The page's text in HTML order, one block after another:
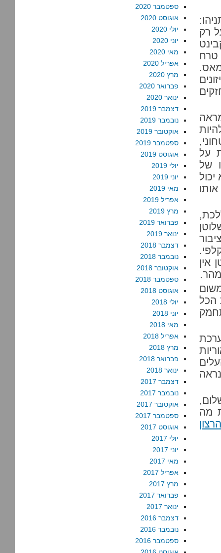
רק
טרח
על
של
אין
הכל
מה
ספטמבר 2020
אוגוסט 2020
יולי 2020
יוני 2020
מאי 2020
אפריל 2020
מרץ 2020
פברואר 2020
ינואר 2020
דצמבר 2019
נובמבר 2019
אוקטובר 2019
ספטמבר 2019
אוגוסט 2019
יולי 2019
יוני 2019
מאי 2019
אפריל 2019
מרץ 2019
פברואר 2019
ינואר 2019
דצמבר 2018
נובמבר 2018
אוקטובר 2018
ספטמבר 2018
אוגוסט 2018
יולי 2018
יוני 2018
מאי 2018
אפריל 2018
מרץ 2018
פברואר 2018
ינואר 2018
דצמבר 2017
נובמבר 2017
אוקטובר 2017
ספטמבר 2017
אוגוסט 2017
יולי 2017
יוני 2017
מאי 2017
אפריל 2017
מרץ 2017
פברואר 2017
ינואר 2017
דצמבר 2016
נובמבר 2016
ספטמבר 2016